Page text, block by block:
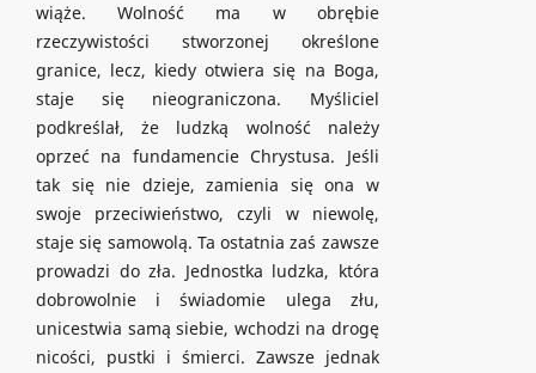
wiąże. Wolność ma w obrębie
rzeczywistości stworzonej określone
granice, lecz, kiedy otwiera się na Boga,
staje się nieograniczona. Myśliciel
podkreślał, że ludzką wolność należy
oprzeć na fundamencie Chrystusa. Jeśli
tak się nie dzieje, zamienia się ona w
swoje przeciwieństwo, czyli w niewolę,
staje się samowolą. Ta ostatnia zaś zawsze
prowadzi do zła. Jednostka ludzka, która
dobrowolnie i świadomie ulega złu,
unicestwia samą siebie, wchodzi na drogę
nicości, pustki i śmierci. Zawsze jednak